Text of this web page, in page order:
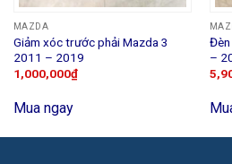
MAZDA
Giảm xóc trước phải Mazda 3
2011 – 2019
1,000,000₫
Mua ngay
–